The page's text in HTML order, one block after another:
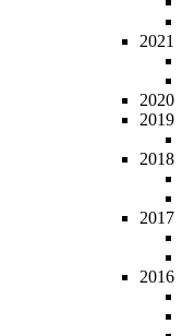
2021
2020
2019
2018
2017
2016